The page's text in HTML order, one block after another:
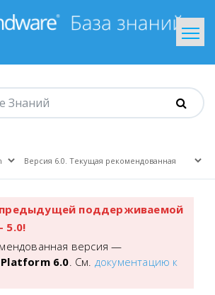
главную
поддерживаемой
5.0!
версия —
6.0. См. документацию к